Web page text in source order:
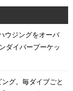
ウジングをオーバ
ダイバープーケッ
グ。毎ダイブごと